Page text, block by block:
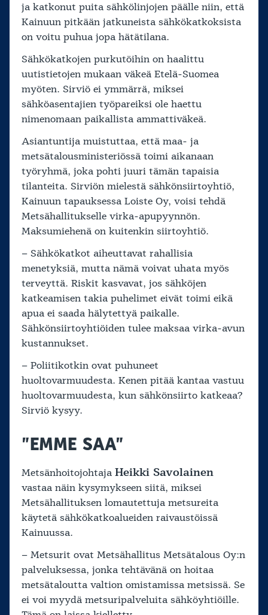
ja katkonut puita sähkölinjojen päälle niin, että
Kainuun pitkään jatkuneista sähkökatkoksista
on voitu puhua jopa hätätilana.
Sähkökatkojen purkutöihin on haalittu
uutistietojen mukaan väkeä Etelä-Suomea
myöten. Sirviö ei ymmärrä, miksei
sähköasentajien työpareiksi ole haettu
nimenomaan paikallista ammattiväkeä.
Asiantuntija muistuttaa, että maa- ja
metsätalousministeriössä toimi aikanaan
työryhmä, joka pohti juuri tämän tapaisia
tilanteita. Sirviön mielestä sähkönsiirtoyhtiö,
Kainuun tapauksessa Loiste Oy, voisi tehdä
Metsähallitukselle virka-apupyynnön.
Maksumiehenä on kuitenkin siirtoyhtiö.
– Sähkökatkot aiheuttavat rahallisia
menetyksiä, mutta nämä voivat uhata myös
terveyttä. Riskit kasvavat, jos sähköjen
katkeamisen takia puhelimet eivät toimi eikä
apua ei saada hälytettyä paikalle.
Sähkönsiirtoyhtiöiden tulee maksaa virka-avun
kustannukset.
– Poliitikotkin ovat puhuneet
huoltovarmuudesta. Kenen pitää kantaa vastuu
huoltovarmuudesta, kun sähkönsiirto katkeaa?
Sirviö kysyy.
”EMME SAA”
Metsänhoitojohtaja Heikki Savolainen
vastaa näin kysymykseen siitä, miksei
Metsähallituksen lomautettuja metsureita
käytetä sähkökatkoalueiden raivaustöissä
Kainuussa.
– Metsurit ovat Metsähallitus Metsätalous Oy:n
palveluksessa, jonka tehtävänä on hoitaa
metsätaloutta valtion omistamissa metsissä. Se
ei voi myydä metsuripalveluita sähköyhtiöille.